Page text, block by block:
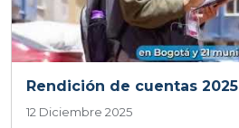
Rendición de cuentas 2025
12 Diciembre 2025